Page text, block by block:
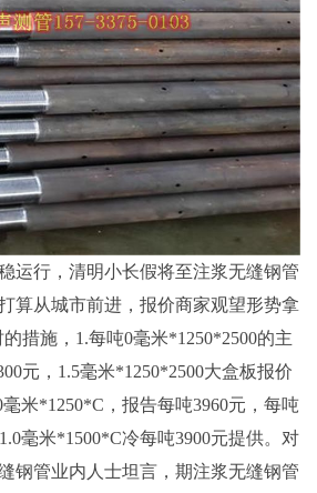
运行，清明小长假将至注浆无缝钢管
算从城市前进，报价商家观望形势拿
措施，1.每吨0毫米*1250*2500的主
元，1.5毫米*1250*2500大盒板报价
米*1250*C，报告每吨3960元，每吨
毫米*1500*C冷每吨3900元提供。对
钢管业内人士坦言，期注浆无缝钢管